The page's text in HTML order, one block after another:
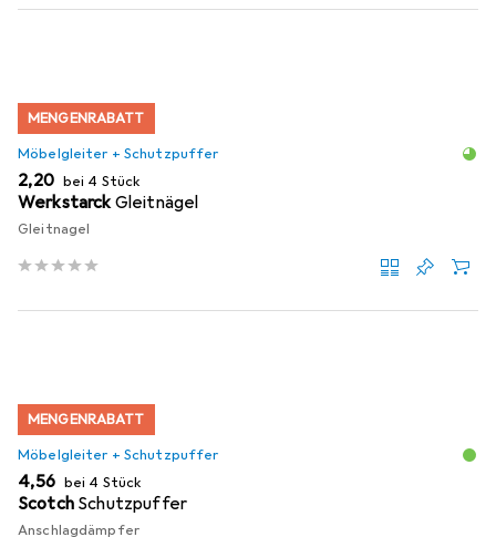
MENGENRABATT
Möbelgleiter + Schutzpuffer
EUR
2,20 bei 4 Stück
WerkstarckGleitnägel
Gleitnagel
MENGENRABATT
Möbelgleiter + Schutzpuffer
EUR
4,56 bei 4 Stück
Scotch Schutzpuffer
Anschlagdämpfer